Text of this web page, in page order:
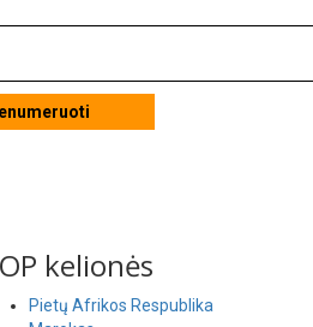
kelionės
Pietų Afrikos Respublika